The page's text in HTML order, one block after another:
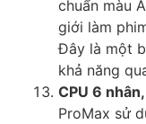
chuẩn màu
giới làm
Đây là một
khả năng
CPU 6
ProMax sử